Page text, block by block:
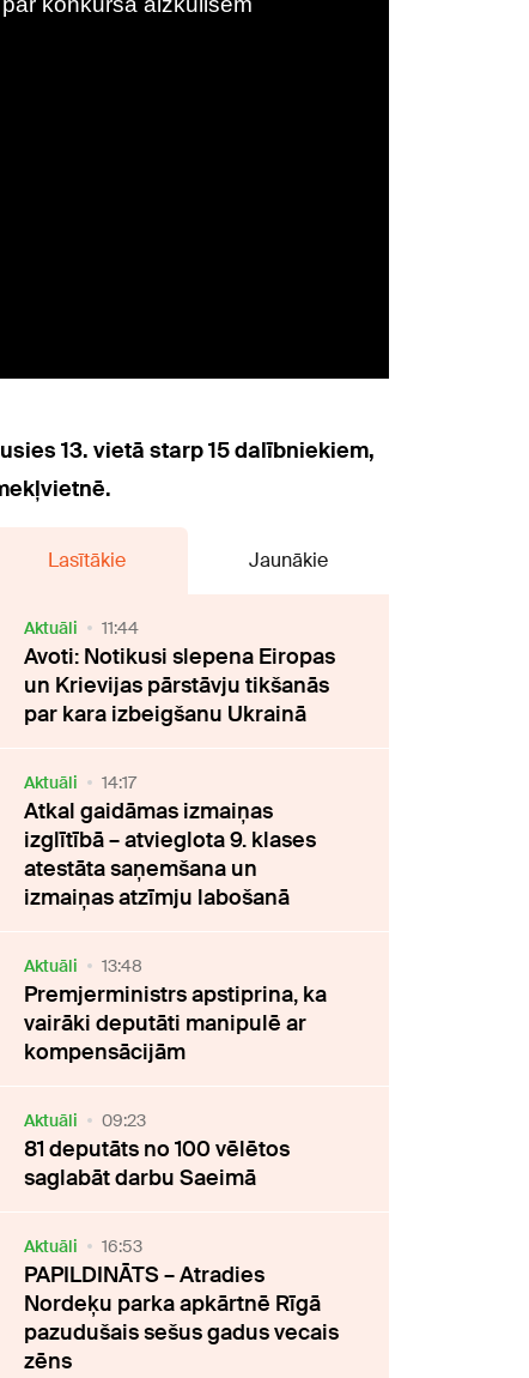
13. vietā starp 15 dalībniekiem,
Lasītākie Jaunākie
Aktuāli 11:44
Avoti: Notikusi slepena Eiropas
un Krievijas pārstāvju tikšanās
par kara izbeigšanu Ukrainā
Aktuāli 14:17
Atkal gaidāmas izmaiņas
izglītībā – atvieglota 9. klases
atestāta saņemšana un
izmaiņas atzīmju labošanā
Aktuāli 13:48
Premjerministrs apstiprina, ka
vairāki deputāti manipulē ar
kompensācijām
Aktuāli 09:23
81 deputāts no 100 vēlētos
saglabāt darbu Saeimā
Aktuāli 16:53
PAPILDINĀTS – Atradies
Nordeķu parka apkārtnē Rīgā
pazudušais sešus gadus vecais
zēns